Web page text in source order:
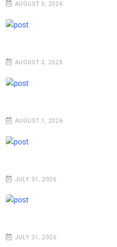
AUGUST 3, 2026
AUGUST 3, 2026
AUGUST 1, 2026
JULY 31, 2026
JULY 31, 2026